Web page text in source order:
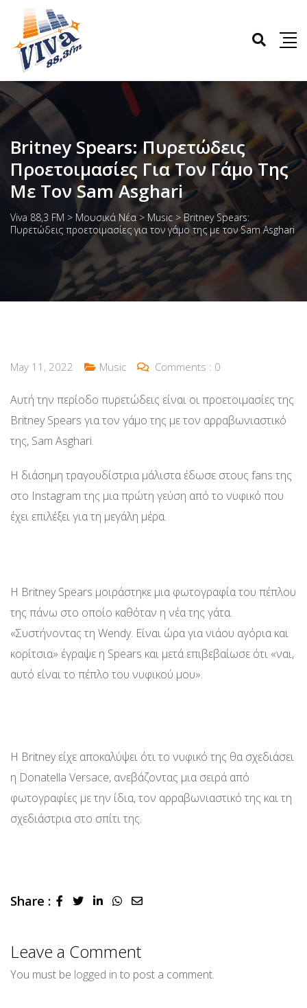
Britney Spears: Πυρετώδεις
Προετοιμασίες Για Τον Γάμο Της
Με Τον Sam Asghari
Viva 88,3 FM > Μουσικά Νέα > Music > Britney Spears:
Πυρετώδεις προετοιμασίες για τον γάμο της με τον Sam Asghari
May 11, 2022 Music Comments : 0
Αυτή την περίοδο πυρετώδεις είναι οι προετοιμασίες της
Britney Spears για τον γάμο της με τον αρραβωνιαστικό
της, Sam Asghari.
Η διάσημη τραγουδίστρια μάλιστα έδωσε στους fans της
στο Instagram της μια πρώτη γεύση από το νυφικό που
έχει επιλέξει για τη μεγάλη μέρα.
Η Britney Spears μοιράστηκε μια φωτογραφία του πέπλου
της πάνω στο οποίο καθόταν η νέα της γάτα.
«Συστήνοντας τη Wendy. Είναι ώρα για νιάου αγόρια και
κορίτσια» έγραψε η Spears και μετά επιβεβαίωσε ότι «ναι,
αυτό είναι το πέπλο του νυφικού μου».
Η Britney είχε αποκαλύψει ότι το νυφικό της θα σχεδιάσει
η Donatella Versace, ανεβάζοντας μια σειρά από
φωτογραφίες με την ίδια, τον αρραβωνιαστικό της και τη
σχεδιάστρια στο σπίτι της.
Share : LinkedInWhatsapp
Share
Leave a Comment
You must be logged in to post a comment.